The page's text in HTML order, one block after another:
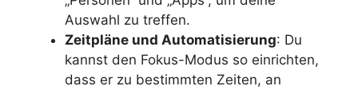
Auswahl zu treffen.
Zeitpläne und Automatisierung: Du
kannst den Fokus-Modus so einrichten,
dass er zu bestimmten Zeiten, an